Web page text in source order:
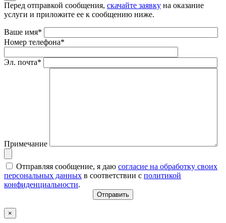
Перед отправкой сообщения, скачайте заявку на оказание
услуги и приложите ее к сообщению ниже.
Ваше имя*
Номер телефона*
Эл. почта*
Примечание
Отправляя сообщение, я даю согласие на обработку своих
персональных данных в соответствии с политикой
конфиденциальности.
×